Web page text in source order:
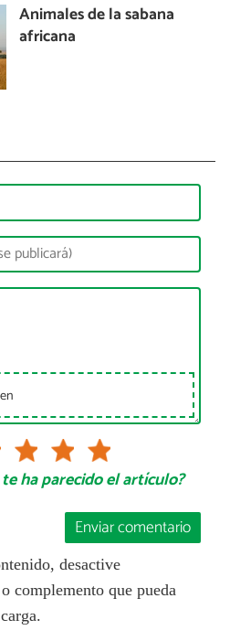
Animales de la sabana
africana
ha parecido el artículo?
Enviar comentario
desactive
complemento que pueda